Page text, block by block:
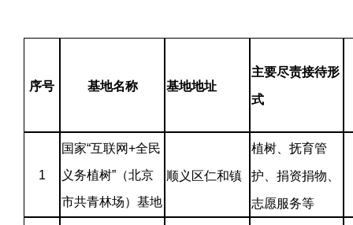
序号 基地名称 基地地址
主要尽责接待形
式
1
国家“互联网+全民
义务植树”（北京
市共青林场）基地
顺义区仁和镇
植树、抚育管
护、捐资捐物、
志愿服务等